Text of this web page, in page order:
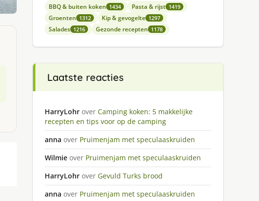
BBQ & buiten koken 1434 Pasta & rijst 1419
Groenten 1312 Kip & gevogelte 1297
Salades 1216 Gezonde recepten 1178
Laatste reacties
HarryLohr over Camping koken: 5 makkelijke
recepten en tips voor op de camping
anna over Pruimenjam met speculaaskruiden
Wilmie over Pruimenjam met speculaaskruiden
HarryLohr over Gevuld Turks brood
anna over Pruimenjam met speculaaskruiden